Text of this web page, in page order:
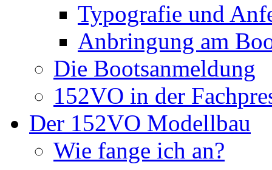
Typografie und
Anbringung am
Die Bootsanmeldung
152VO in der
Der 152VO Modellbau
Wie fange ich an?